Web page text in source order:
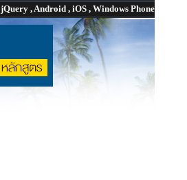
jQuery , Android , iOS , Windows Phone